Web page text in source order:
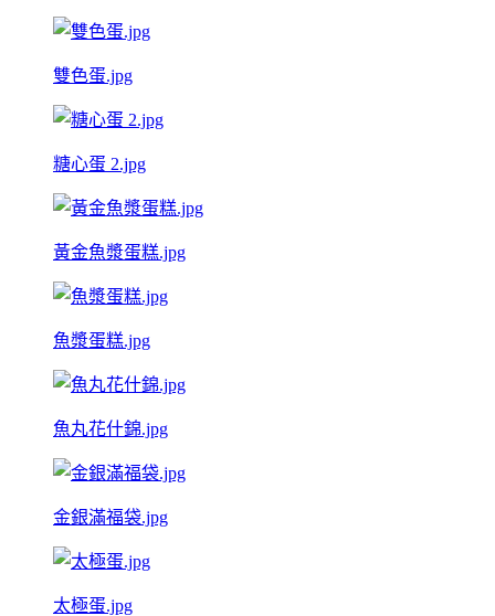
雙色蛋.jpg
糖心蛋 2.jpg
黃金魚漿蛋糕.jpg
魚漿蛋糕.jpg
魚丸花什錦.jpg
金銀滿福袋.jpg
太極蛋.jpg